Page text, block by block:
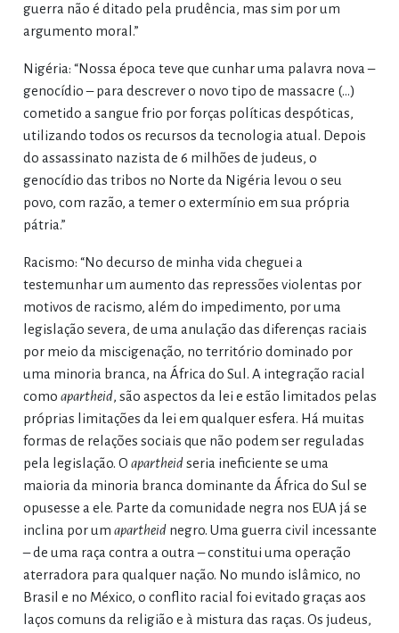
guerra não é ditado pela prudência, mas sim por um
argumento moral.”
Nigéria: “Nossa época teve que cunhar uma palavra nova –
genocídio – para descrever o novo tipo de massacre (…)
cometido a sangue frio por forças políticas despóticas,
utilizando todos os recursos da tecnologia atual. Depois
do assassinato nazista de 6 milhões de judeus, o
genocídio das tribos no Norte da Nigéria levou o seu
povo, com razão, a temer o extermínio em sua própria
pátria.”
Racismo: “No decurso de minha vida cheguei a
testemunhar um aumento das repressões violentas por
motivos de racismo, além do impedimento, por uma
legislação severa, de uma anulação das diferenças raciais
por meio da miscigenação, no território dominado por
uma minoria branca, na África do Sul. A integração racial
como apartheid, são aspectos da lei e estão limitados pelas
próprias limitações da lei em qualquer esfera. Há muitas
formas de relações sociais que não podem ser reguladas
pela legislação. O apartheidseria ineficiente se uma
maioria da minoria branca dominante da África do Sul se
opusesse a ele. Parte da comunidade negra nos EUA já se
inclina por um apartheidnegro. Uma guerra civil incessante
– de uma raça contra a outra – constitui uma operação
aterradora para qualquer nação. No mundo islâmico, no
Brasil e no México, o conflito racial foi evitado graças aos
laços comuns da religião e à mistura das raças. Os judeus,